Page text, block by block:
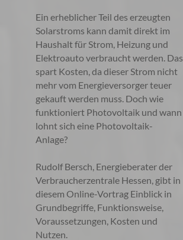
Ein erheblicher Teil des erzeugten
Solarstroms kann damit direkt im
Haushalt für Strom, Heizung und
Elektroauto verbraucht werden. Das
spart Kosten, da dieser Strom nicht
mehr vom Energieversorger teuer
gekauft werden muss. Doch wie
funktioniert Photovoltaik und wann
lohnt sich eine Photovoltaik-
Anlage?
Rudolf Bersch, Energieberater der
Verbraucherzentrale Hessen, gibt in
diesem Online-Vortrag Einblick in
Grundbegriffe, Funktionsweise,
Voraussetzungen, Kosten und
Nutzen.